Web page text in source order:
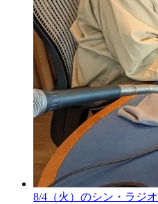
8/4（火）のシン・ラジオ